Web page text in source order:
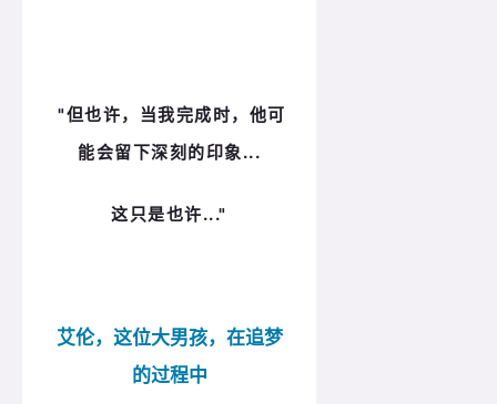
"但也许，当我完成时，他可
能会留下深刻的印象...
这只是也许..."
艾伦，这位大男孩，在追梦
的过程中